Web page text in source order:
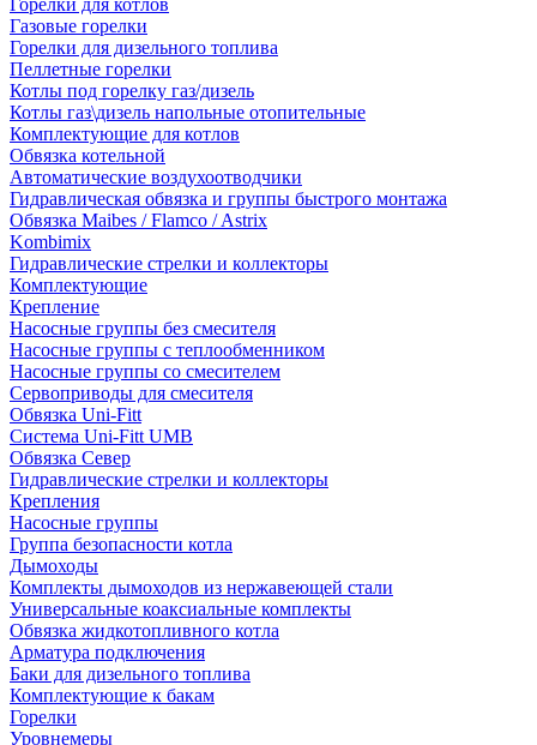
Газовые горелки
Горелки для дизельного топлива
Пеллетные горелки
Котлы под горелку газ/дизель
Котлы газ\дизель напольные отопительные
Комплектующие для котлов
Обвязка котельной
Автоматические воздухоотводчики
Гидравлическая обвязка и группы быстрого монтажа
Обвязка Maibes / Flamco / Astrix
Kombimix
Гидравлические стрелки и коллекторы
Комплектующие
Крепление
Насосные группы без смесителя
Насосные группы с теплообменником
Насосные группы со смесителем
Сервоприводы для смесителя
Обвязка Uni-Fitt
Система Uni-Fitt UMB
Обвязка Север
Гидравлические стрелки и коллекторы
Крепления
Насосные группы
Группа безопасности котла
Дымоходы
Комплекты дымоходов из нержавеющей стали
Универсальные коаксиальные комплекты
Обвязка жидкотопливного котла
Арматура подключения
Баки для дизельного топлива
Комплектующие к бакам
Горелки
Уровнемеры